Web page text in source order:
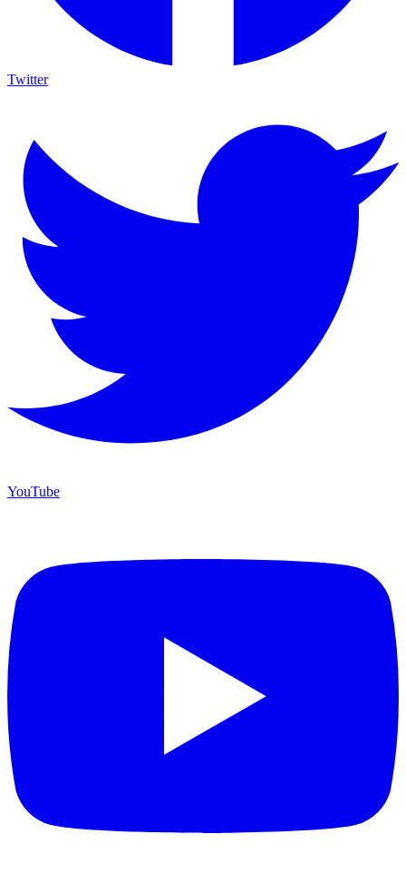
Twitter
YouTube